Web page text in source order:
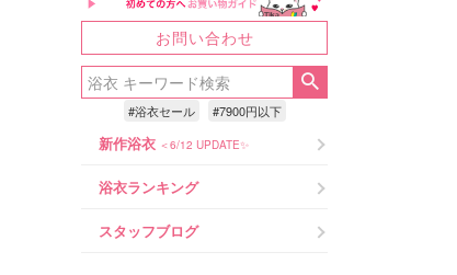
お問い合わせ
#浴衣セール #7900円以下
新作浴衣 ＜6/12 UPDATE✨
浴衣ランキング
スタッフブログ